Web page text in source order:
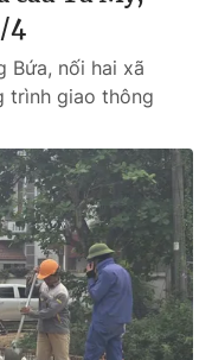
4
Bứa, nối hai xã
trình giao thông